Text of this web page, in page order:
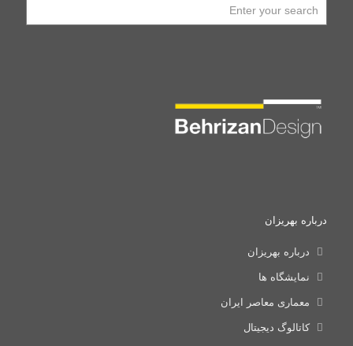
درباره بهریزان
درباره بهریزان
نمایشگاه ها
معماری معاصر ایران
کاتالوگ دیجیتال